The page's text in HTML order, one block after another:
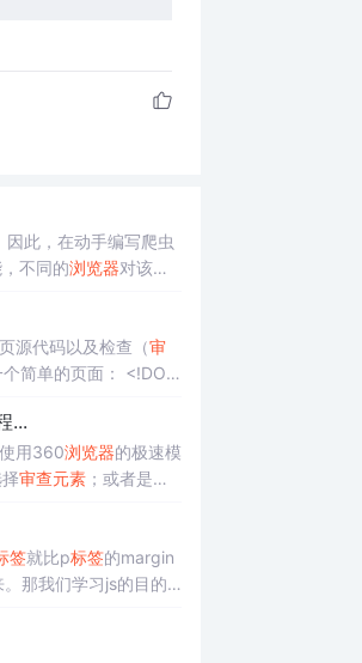
此，在动手编写爬虫
不同的浏览器对该功
源代码以及检查（审
页面： <!DOC
...
用360浏览器的极速模
审查元素；或者是打
签就比p标签的margin
那我们学习js的目的